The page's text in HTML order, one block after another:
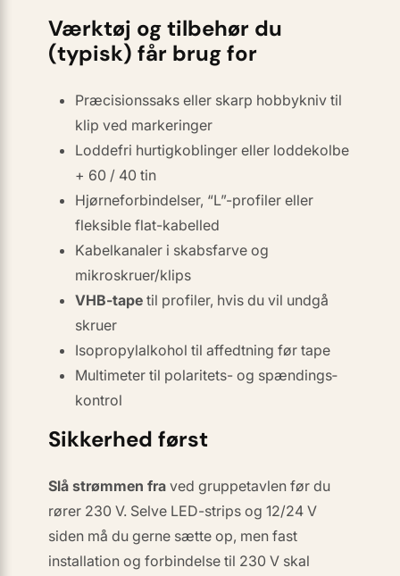
Værktøj og tilbehør du
(typisk) får brug for
Præcisionssaks eller skarp hobbykniv til
klip ved markeringer
Loddefri hurtig­koblingereller loddekolbe
+ 60 / 40 tin
Hjørneforbindelser, “L”-profiler eller
fleksible flat-kabelled
Kabelkanaler i skabsfarve og
mikroskruer/klips
VHB-tape til profiler, hvis du vil undgå
skruer
Isopropyl­alkohol til affedtning før tape
Multimeter til polaritets- og spændings­
kontrol
Sikkerhed først
Slå strømmen fra ved gruppetavlen før du
rører 230 V. Selve LED-strips og 12/24 V
siden må du gerne sætte op, menfast
installation og forbindelse til 230 V skal